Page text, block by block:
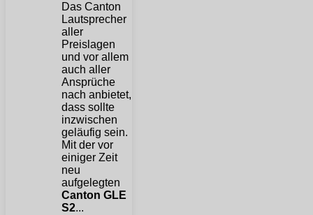
Das Canton
Lautsprecher
aller
Preislagen
und vor allem
auch aller
Ansprüche
nach anbietet,
dass sollte
inzwischen
geläufig sein.
Mit der vor
einiger Zeit
neu
aufgelegten
Canton GLE
S2...